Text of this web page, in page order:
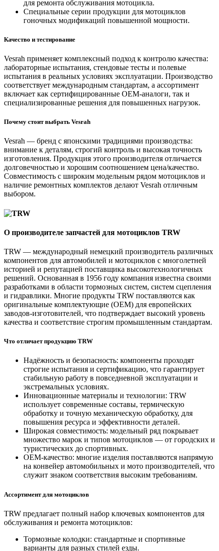
для ремонта обслуживания мотоцикла.
Специальные серии продукции для мотоциклов
гоночных модификаций повышенной мощности.
Качество и тестирование
Vesrah применяет комплексный подход к контролю качества:
лабораторные испытания, стендовые тесты и полевые
испытания в реальных условиях эксплуатации. Производство
соответствует международным стандартам, а ассортимент
включает как сертифицированные OEM‑аналоги, так и
специализированные решения для повышенных нагрузок.
Почему стоит выбрать Vesrah
Vesrah — бренд с японскими традициями производства:
внимание к деталям, строгий контроль и высокая точность
изготовления. Продукция этого производителя отличается
долговечностью и хорошим соотношением цена/качество.
Совместимость с широким модельным рядом мотоциклов и
наличие ремонтных комплектов делают Vesrah отличным
выбором.
О производителе запчастей для мотоциклов TRW
TRW — международный немецкий производитель различных
компонентов для автомобилей и мотоциклов с многолетней
историей и репутацией поставщика высокотехнологичных
решений. Основанная в 1956 году компания известна своими
разработками в области тормозных систем, систем сцепления
и гидравлики. Многие продукты TRW поставляются как
оригинальные комплектующие (OEM) для европейских
заводов‑изготовителей, что подтверждает высокий уровень
качества и соответствие строгим промышленным стандартам.
Что отличает продукцию TRW
Надёжность и безопасность: компоненты проходят
строгие испытания и сертификацию, что гарантирует
стабильную работу в повседневной эксплуатации и
экстремальных условиях.
Инновационные материалы и технологии: TRW
использует современные составы, термическую
обработку и точную механическую обработку, для
повышения ресурса и эффективности деталей.
Широкая совместимость: модельный ряд покрывает
множество марок и типов мотоциклов — от городских и
туристических до спортивных.
OEM‑качество: многие изделия поставляются напрямую
на конвейер автомобильных и мото производителей, что
служит знаком соответствия высоким требованиям.
Ассортимент для мотоциклов
TRW предлагает полный набор ключевых компонентов для
обслуживания и ремонта мотоциклов:
Тормозные колодки: стандартные и спортивные
варианты для разных стилей езды.